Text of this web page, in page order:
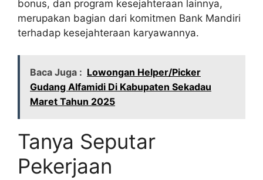
bonus, dan program kesejahteraan lainnya,
merupakan bagian dari komitmen Bank Mandiri
terhadap kesejahteraan karyawannya.
Baca Juga : Lowongan Helper/Picker
Gudang Alfamidi Di Kabupaten Sekadau
Maret Tahun 2025
Tanya Seputar
Pekerjaan